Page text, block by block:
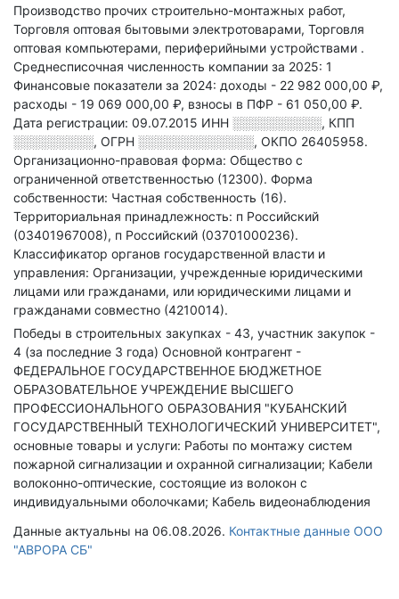
Производство прочих строительно-монтажных работ,
Торговля оптовая бытовыми электротоварами, Торговля
оптовая компьютерами, периферийными устройствами .
Среднесписочная численность компании за 2025: 1
Финансовые показатели за 2024: доходы - 22 982 000,00 ₽,
расходы - 19 069 000,00 ₽, взносы в ПФР - 61 050,00 ₽.
Дата регистрации: 09.07.2015 ИНН ░░░░░░░░░░, КПП
░░░░░░░░░, ОГРН ░░░░░░░░░░░░░, ОКПО 26405958.
Организационно-правовая форма: Общество с
ограниченной ответственностью (12300). Форма
собственности: Частная собственность (16).
Территориальная принадлежность: п Российский
(03401967008), п Российский (03701000236).
Классификатор органов государственной власти и
управления: Организации, учрежденные юридическими
лицами или гражданами, или юридическими лицами и
гражданами совместно (4210014).
Победы в строительных закупках - 43, участник закупок -
4 (за последние 3 года) Основной контрагент -
ФЕДЕРАЛЬНОЕ ГОСУДАРСТВЕННОЕ БЮДЖЕТНОЕ
ОБРАЗОВАТЕЛЬНОЕ УЧРЕЖДЕНИЕ ВЫСШЕГО
ПРОФЕССИОНАЛЬНОГО ОБРАЗОВАНИЯ "КУБАНСКИЙ
ГОСУДАРСТВЕННЫЙ ТЕХНОЛОГИЧЕСКИЙ УНИВЕРСИТЕТ",
основные товары и услуги: Работы по монтажу систем
пожарной сигнализации и охранной сигнализации; Кабели
волоконно-оптические, состоящие из волокон с
индивидуальными оболочками; Кабель видеонаблюдения
Данные актуальны на 06.08.2026. Контактные данные ООО
"АВРОРА СБ"